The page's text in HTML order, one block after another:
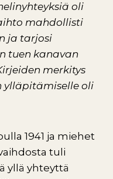
oli
mahdollisti
ja tarjosi
tuen kanavan
merkitys
ylläpitämiselle oli
1941 ja miehet
tuli
yllä yhteyttä